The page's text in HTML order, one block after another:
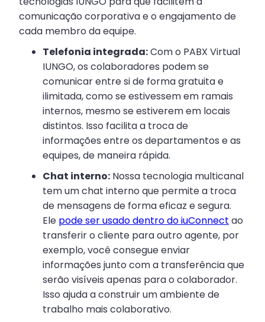
comunicação corporativa e o engajamento de
cada membro da equipe.
Telefonia integrada:Com o PABX Virtual
IUNGO, os colaboradores podem se
comunicar entre si de forma gratuita e
ilimitada, como se estivessem em ramais
internos, mesmo se estiverem em locais
distintos. Isso facilita a troca de
informações entre os departamentos e as
equipes, de maneira rápida.
Chat interno: Nossa tecnologia multicanal
tem um chat interno que permite a troca
de mensagens de forma eficaz e segura.
Ele pode ser usado dentro do iuConnect ao
transferir o cliente para outro agente, por
exemplo, você consegue enviar
informações junto com a transferência que
serão visíveis apenas para o colaborador.
Isso ajuda a construir um ambiente de
trabalho mais colaborativo.